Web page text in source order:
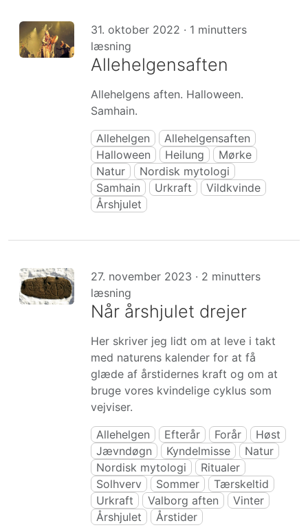
31. oktober 2022 · 1 minutters
læsning
Allehelgensaften
Allehelgens aften. Halloween.
Samhain.
Allehelgen
Allehelgensaften
Halloween
Heilung
Mørke
Natur
Nordisk mytologi
Samhain
Urkraft
Vildkvinde
Årshjulet
27. november 2023 · 2 minutters
læsning
Når årshjulet drejer
Her skriver jeg lidt om at leve i takt
med naturens kalender for at få
glæde af årstidernes kraft og om at
bruge vores kvindelige cyklus som
vejviser.
Allehelgen
Efterår Forår
Høst
Jævndøgn
Kyndelmisse
Natur
Nordisk mytologi
Ritualer
Solhverv
Sommer
Tærskeltid
Urkraft
Valborg aften
Vinter
Årshjulet
Årstider